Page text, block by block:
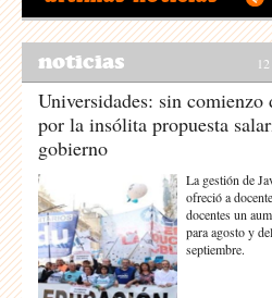
noticias
Universidades: sin comienzo
por la insólita propuesta
gobierno
La gestión de
ofreció a
docentes un
para agosto y
septiembre.